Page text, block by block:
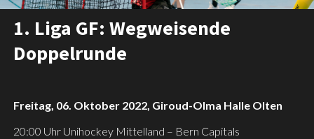
1. Liga GF: Wegweisende
Doppelrunde
Freitag, 06. Oktober 2022, Giroud-Olma Halle Olten
20:00 Uhr Unihockey Mittelland – Bern Capitals